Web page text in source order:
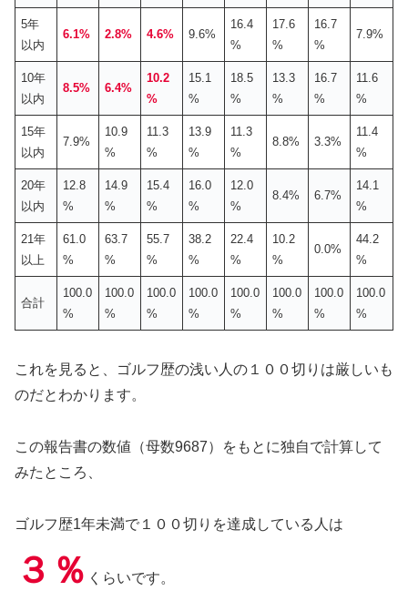
5年
以内
6.1% 2.8% 4.6% 9.6%
16.4
%
17.6
%
16.7
%
7.9%
10年
以内
8.5% 6.4%
10.2
%
15.1
%
18.5
%
13.3
%
16.7
%
11.6
%
15年
以内
7.9%
10.9
%
11.3
%
13.9
%
11.3
%
8.8% 3.3%
11.4
%
20年
以内
12.8
%
14.9
%
15.4
%
16.0
%
12.0
%
8.4% 6.7%
14.1
%
21年
以上
61.0
%
63.7
%
55.7
%
38.2
%
22.4
%
10.2
%
0.0%
44.2
%
合計
100.0
%
100.0
%
100.0
%
100.0
%
100.0
%
100.0
%
100.0
%
100.0
%
これを見ると、ゴルフ歴の浅い人の１００切りは厳しいも
のだとわかります。
この報告書の数値（母数9687）をもとに独自で計算して
みたところ、
ゴルフ歴1年未満で１００切りを達成している人は
３％ くらいです。